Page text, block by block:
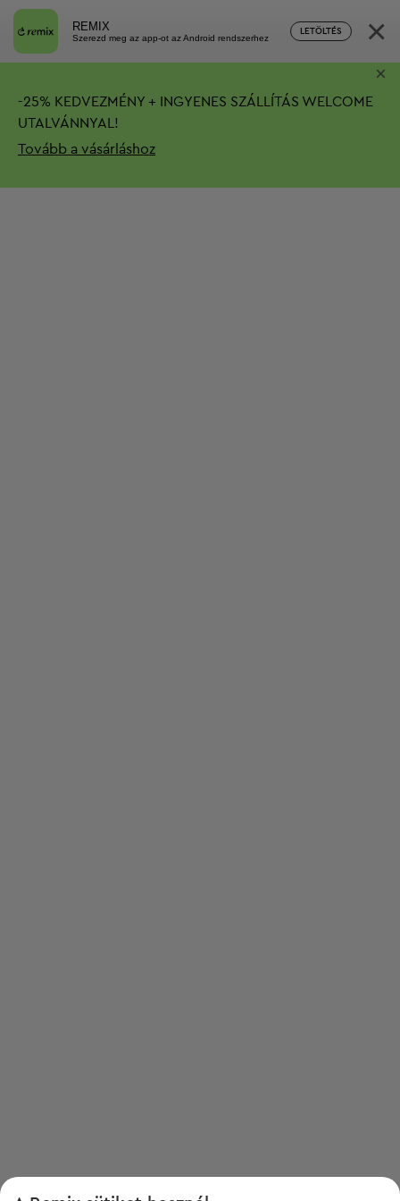
REMIX
Szerezd meg az app-ot az Android rendszerhez
LETÖLTÉS ×
-25% KEDVEZMÉNY + INGYENES SZÁLLÍTÁS WELCOME
UTALVÁNNYAL!
Tovább a vásárláshoz
×